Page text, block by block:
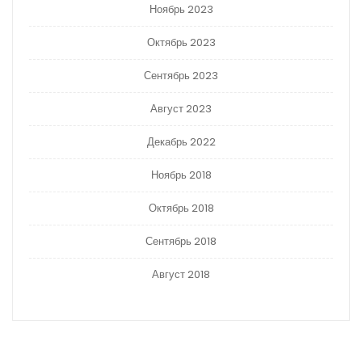
Ноябрь 2023
Октябрь 2023
Сентябрь 2023
Август 2023
Декабрь 2022
Ноябрь 2018
Октябрь 2018
Сентябрь 2018
Август 2018